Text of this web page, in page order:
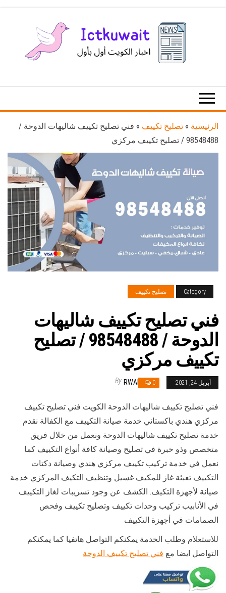
الكويت
الرئيسية » تصليح تكييف » فني تصليح تكييف شاليهات الدوحة /
98548488 / تصليح تكييف مركزي
Category تصليح تكييف
فني تصليح تكييف شاليهات
الدوحة / 98548488 / تصليح
تكييف مركزي
أبريل 24, 2021 0
By RWAN
فني تصليح تكييف شاليهات الدوحة الكويت فني تصليح تكييف
مركزي هندي باكستاني خدمة صيانة التكييف مع الكفالة نقدم
خدمة تصليح تكييف شاليهات الدوحة ونعمل من خلال فريق
متخصص وذو خبرة في تصليح وصيانة كافة أنواع التكييف كما
نعمل في خدمة تركيب تكييف مركزي هندي وصيانة دكتات
التكييف تعبئة غاز للمكيف غسيل وتنظيف التكيف المركزي خدمة
صيانة لأجهزة التكيف. الكشف عن وجود تسريبات لغاز التكييف
في الأنابيب تركيب وحدات تكييف وتصليح تكييف وفحص
الصمامات في أجهزة التكييف
للاستعلام وطلب الخدمة يمكنكم التواصل هاتفيا كما يمكنكم
التواصل ايضا مع فني تصليح تكييف الدوحة